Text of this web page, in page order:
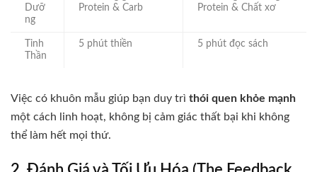
Dưỡ
ng
Protein & Carb
Protein & Chất xơ
Tinh
Thần
5 phút thiền 5 phút đọc sách
Việc có khuôn mẫu giúp bạn duy trì thói quen khỏe mạnh
một cách linh hoạt, không bị cảm giác thất bại khi không
thể làm hết mọi thứ.